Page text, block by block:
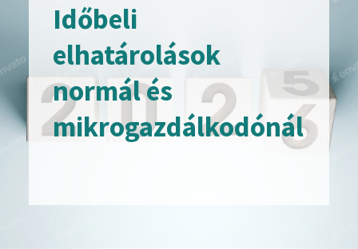
Időbeli
elhatárolások
normál és
mikrogazdálkodónál